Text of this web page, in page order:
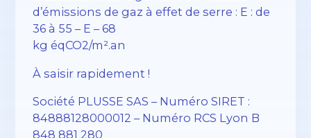
d’émissions de gaz à effet de serre : E : de
36 à 55 – E – 68
kg éqCO2/m².an
À saisir rapidement !
Société PLUSSE SAS – ​​Numéro SIRET :
84888128000012 – Numéro RCS Lyon B
848 881 280